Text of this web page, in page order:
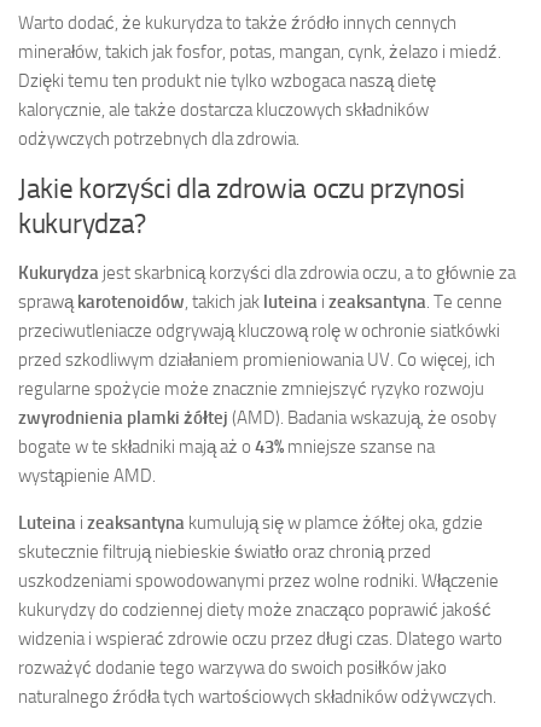
Warto dodać, że kukurydza to także źródło innych cennych
minerałów, takich jak fosfor, potas, mangan, cynk, żelazo i miedź.
Dzięki temu ten produkt nie tylko wzbogaca naszą dietę
kalorycznie, ale także dostarcza kluczowych składników
odżywczych potrzebnych dla zdrowia.
Jakie korzyści dla zdrowia oczu przynosi
kukurydza?
Kukurydza jest skarbnicą korzyści dla zdrowia oczu, a to głównie za
sprawąkarotenoidów, takich jak luteina i zeaksantyna. Te cenne
przeciwutleniacze odgrywają kluczową rolę w ochronie siatkówki
przed szkodliwym działaniem promieniowania UV. Co więcej, ich
regularne spożycie może znacznie zmniejszyć ryzyko rozwoju
zwyrodnienia plamki żółtej (AMD). Badania wskazują, że osoby
bogate w te składniki mają aż o 43% mniejsze szanse na
wystąpienie AMD.
Luteina i zeaksantyna kumulują się w plamce żółtej oka, gdzie
skutecznie filtrują niebieskie światło oraz chronią przed
uszkodzeniami spowodowanymi przez wolne rodniki. Włączenie
kukurydzy do codziennej diety może znacząco poprawić jakość
widzenia i wspierać zdrowie oczu przez długi czas. Dlatego warto
rozważyć dodanie tego warzywa do swoich posiłków jako
naturalnego źródła tych wartościowych składników odżywczych.